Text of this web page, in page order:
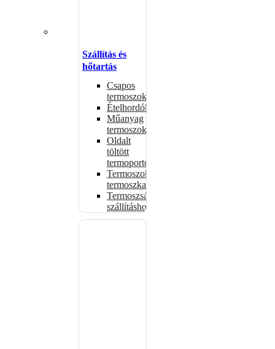
Szállítás és
hőtartás
Csapos
termoszok
Ételhordók
Műanyag
termoszok
Oldalt
töltött
termoportok
Termoszok,
termoszkannák
Termoszsákok
szállításhoz